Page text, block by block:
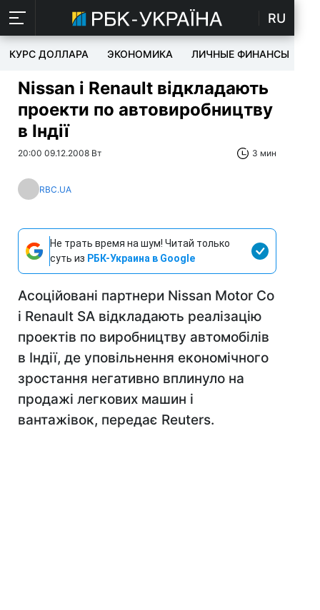
RU
КУРС ДОЛЛАРА ЭКОНОМИКА ЛИЧНЫЕ ФИНАНСЫ
Nissan і Renault відкладають
проекти по автовиробництву
в Індії
20:00 09.12.2008 Вт 3 мин
RBC.UA
Не трать время на шум! Читай только
суть из РБК-Украина в Google
Асоційовані партнери Nissan Motor Co
і Renault SA відкладають реалізацію
проектів по виробництву автомобілів
в Індії, де уповільнення економічного
зростання негативно вплинуло на
продажі легкових машин і
вантажівок, передає Reuters.